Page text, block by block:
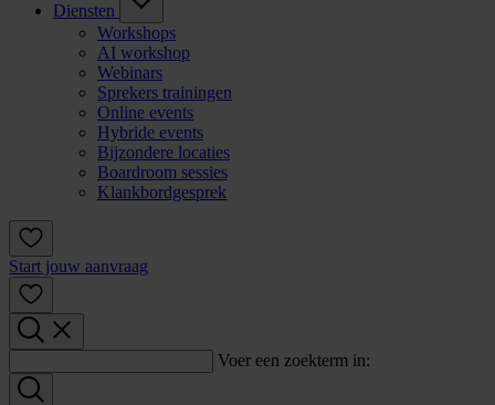
Diensten
Workshops
AI workshop
Webinars
Sprekers trainingen
Online events
Hybride events
Bijzondere locaties
Boardroom sessies
Klankbordgesprek
Start jouw aanvraag
Voer een zoekterm in: